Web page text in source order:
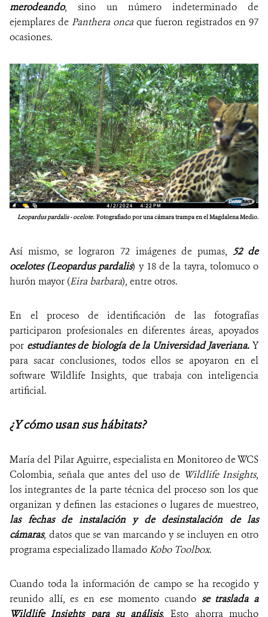
merodeando, sino un número indeterminado de
ejemplares de Panthera onca que fueron registrados en 97
ocasiones.
Leopardus pardalis - ocelote. Fotografiado por una cámara trampa en el Magdalena Medio.
Así mismo, se lograron 72 imágenes de pumas, 52 de
ocelotes (Leopardus pardalis) y 18 de la tayra, tolomuco o
hurón mayor (Eira barbara), entre otros.
En el proceso de identificación de las fotografías
participaron profesionales en diferentes áreas, apoyados
por estudiantes de biología de la Universidad Javeriana. Y
para sacar conclusiones, todos ellos se apoyaron en el
software Wildlife Insights, que trabaja con inteligencia
artificial.
¿Y cómo usan sus hábitats?
María del Pilar Aguirre, especialista en Monitoreo de WCS
Colombia, señala que antes del uso de Wildlife Insights,
los integrantes de la parte técnica del proceso son los que
organizan y definen las estaciones o lugares de muestreo,
las fechas de instalación y de desinstalación de las
cámaras, datos que se van marcando y se incluyen en otro
programa especializado llamado Kobo Toolbox.
Cuando toda la información de campo se ha recogido y
reunido allí, es en ese momento cuando se traslada a
Wildlife Insights para su análisis. Esto ahorra mucho